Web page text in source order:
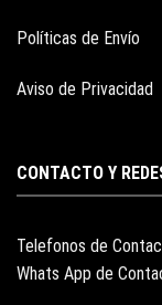
Políticas de Envío
Aviso de Privacidad
CONTACTO Y
Telefonos de
Whats App de